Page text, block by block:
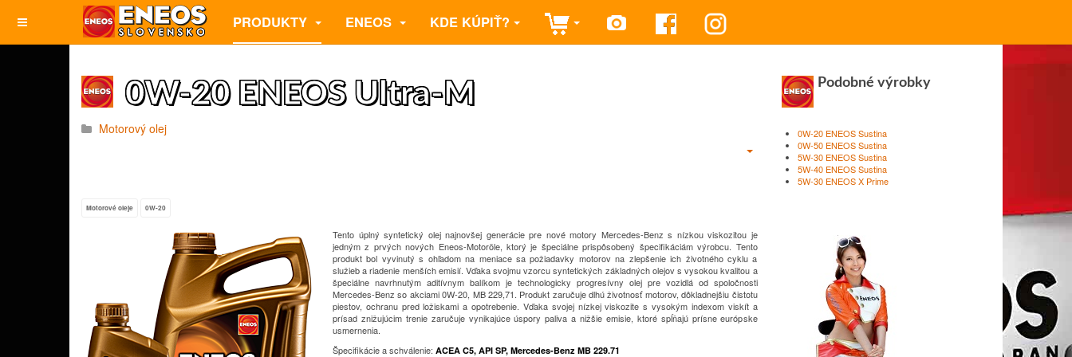
PRODUKTY ENEOS KDE KÚPIŤ?
0W-20 ENEOS Ultra-M
Motorový olej
Motorové oleje 0W-20
Tento úplný syntetický olej najnovšej generácie pre nové motory Mercedes-Benz s nízkou viskozitou je
jedným z prvých nových Eneos-Motoröle, ktorý je špeciálne prispôsobený špecifikáciám výrobcu. Tento
produkt bol vyvinutý s ohľadom na meniace sa požiadavky motorov na zlepšenie ich životného cyklu a
služieb a riadenie menších emisií. Vďaka svojmu vzorcu syntetických základných olejov s vysokou kvalitou a
špeciálne navrhnutým aditívnym balíkom je technologicky progresívny olej pre vozidlá od spoločnosti
Mercedes-Benz so akciami 0W-20, MB 229,71. Produkt zaručuje dlhú životnosť motorov, dôkladnejšiu čistotu
piestov, ochranu pred ložiskami a opotrebenie. Vďaka svojej nízkej viskozite s vysokým indexom viskít a
prísad znižujúcim trenie zaručuje vynikajúce úspory paliva a nižšie emisie, ktoré spĺňajú prísne európske
usmernenia.
Špecifikácie a schválenie: ACEA C5, API SP, Mercedes-Benz MB 229.71
Podobné výrobky
0W-20 ENEOS Sustina
0W-50 ENEOS Sustina
5W-30 ENEOS Sustina
5W-40 ENEOS Sustina
5W-30 ENEOS X Prime